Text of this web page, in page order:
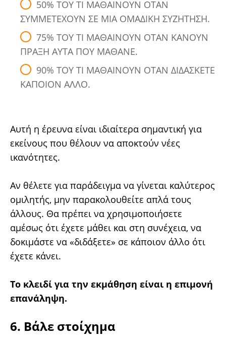
50% ΤΟΥ ΤΙ ΜΑΘΑΙΝΟΥΝ ΟΤΑΝ
ΣΥΜΜΕΤΕΧΟΥΝ ΣΕ ΜΙΑ ΟΜΑΔΙΚΗ ΣΥΖΗΤΗΣΗ.
75% ΤΟΥ ΤΙ ΜΑΘΑΙΝΟΥΝ ΟΤΑΝ ΚΑΝΟΥΝ
ΠΡΑΞΗ ΑΥΤΑ ΠΟΥ ΜΑΘΑΝΕ.
90% ΤΟΥ ΤΙ ΜΑΘΑΙΝΟΥΝ ΟΤΑΝ ΔΙΔΑΣΚΕΤΕ
ΚΑΠΟΙΟΝ ΑΛΛΟ.
Αυτή η έρευνα είναι ιδιαίτερα σημαντική για
εκείνους που θέλουν να αποκτούν νέες
ικανότητες.
Αν θέλετε για παράδειγμα να γίνεται καλύτερος
ομιλητής, μην παρακολουθείτε απλά τους
άλλους. Θα πρέπει να χρησιμοποιήσετε
αμέσως ότι έχετε μάθει και στη συνέχεια, να
δοκιμάστε να «διδάξετε» σε κάποιον άλλο ότι
έχετε κάνει.
Το κλειδί για την εκμάθηση είναι η επιμονή
επανάληψη.
6. Βάλε στοίχημα